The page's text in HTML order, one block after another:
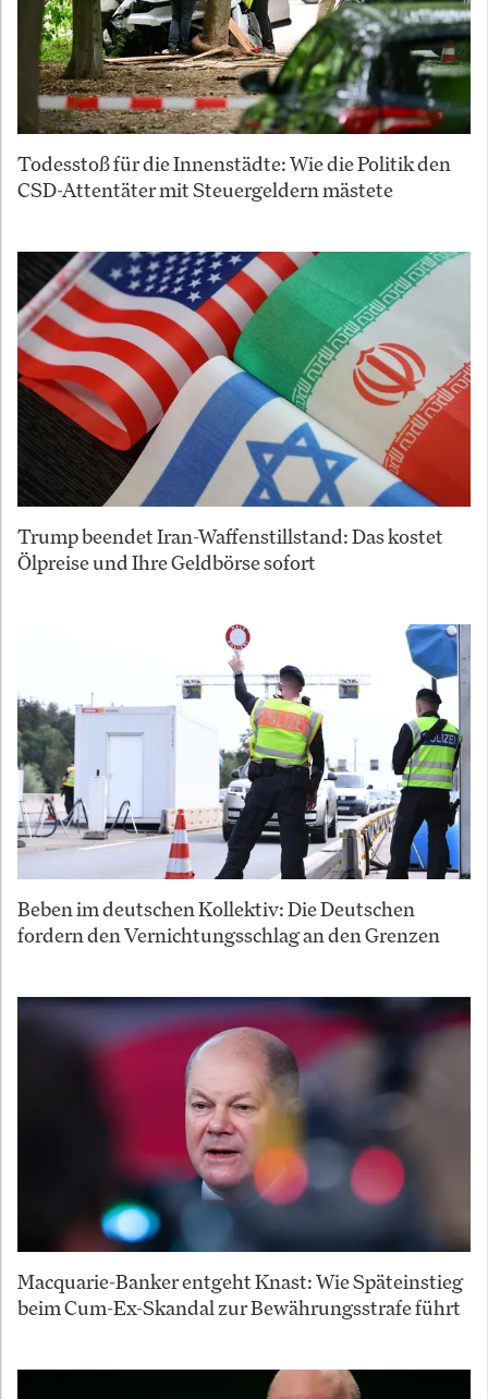
Todesstoß für die Innenstädte: Wie die Politik den
CSD-Attentäter mit Steuergeldern mästete
Trump beendet Iran-Waffenstillstand: Das kostet
Ölpreise und Ihre Geldbörse sofort
Beben im deutschen Kollektiv: Die Deutschen
fordern den Vernichtungsschlag an den Grenzen
Macquarie-Banker entgeht Knast: Wie Späteinstieg
beim Cum-Ex-Skandal zur Bewährungsstrafe führt